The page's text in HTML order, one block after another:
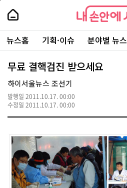
본
로
가
내
손
안
에
서
울
-
서
울
시
대
표
소
포
털
내
손
에
울
주
요
서
뉴스홈 기획·이슈 분야별 뉴스
무료 결핵검진 받으세요
하이서울뉴스 조선기
발행일 2011.10.17. 00:00
수정일 2011.10.17. 00:00
페
상
단
로